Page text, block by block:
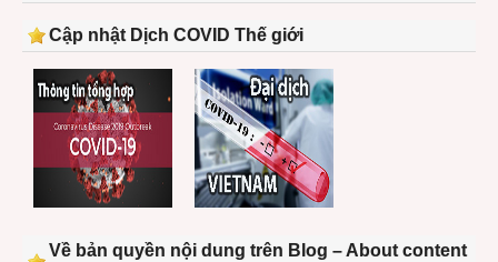
Cập nhật Dịch COVID Thế giới
Về bản quyền nội dung trên Blog – About content